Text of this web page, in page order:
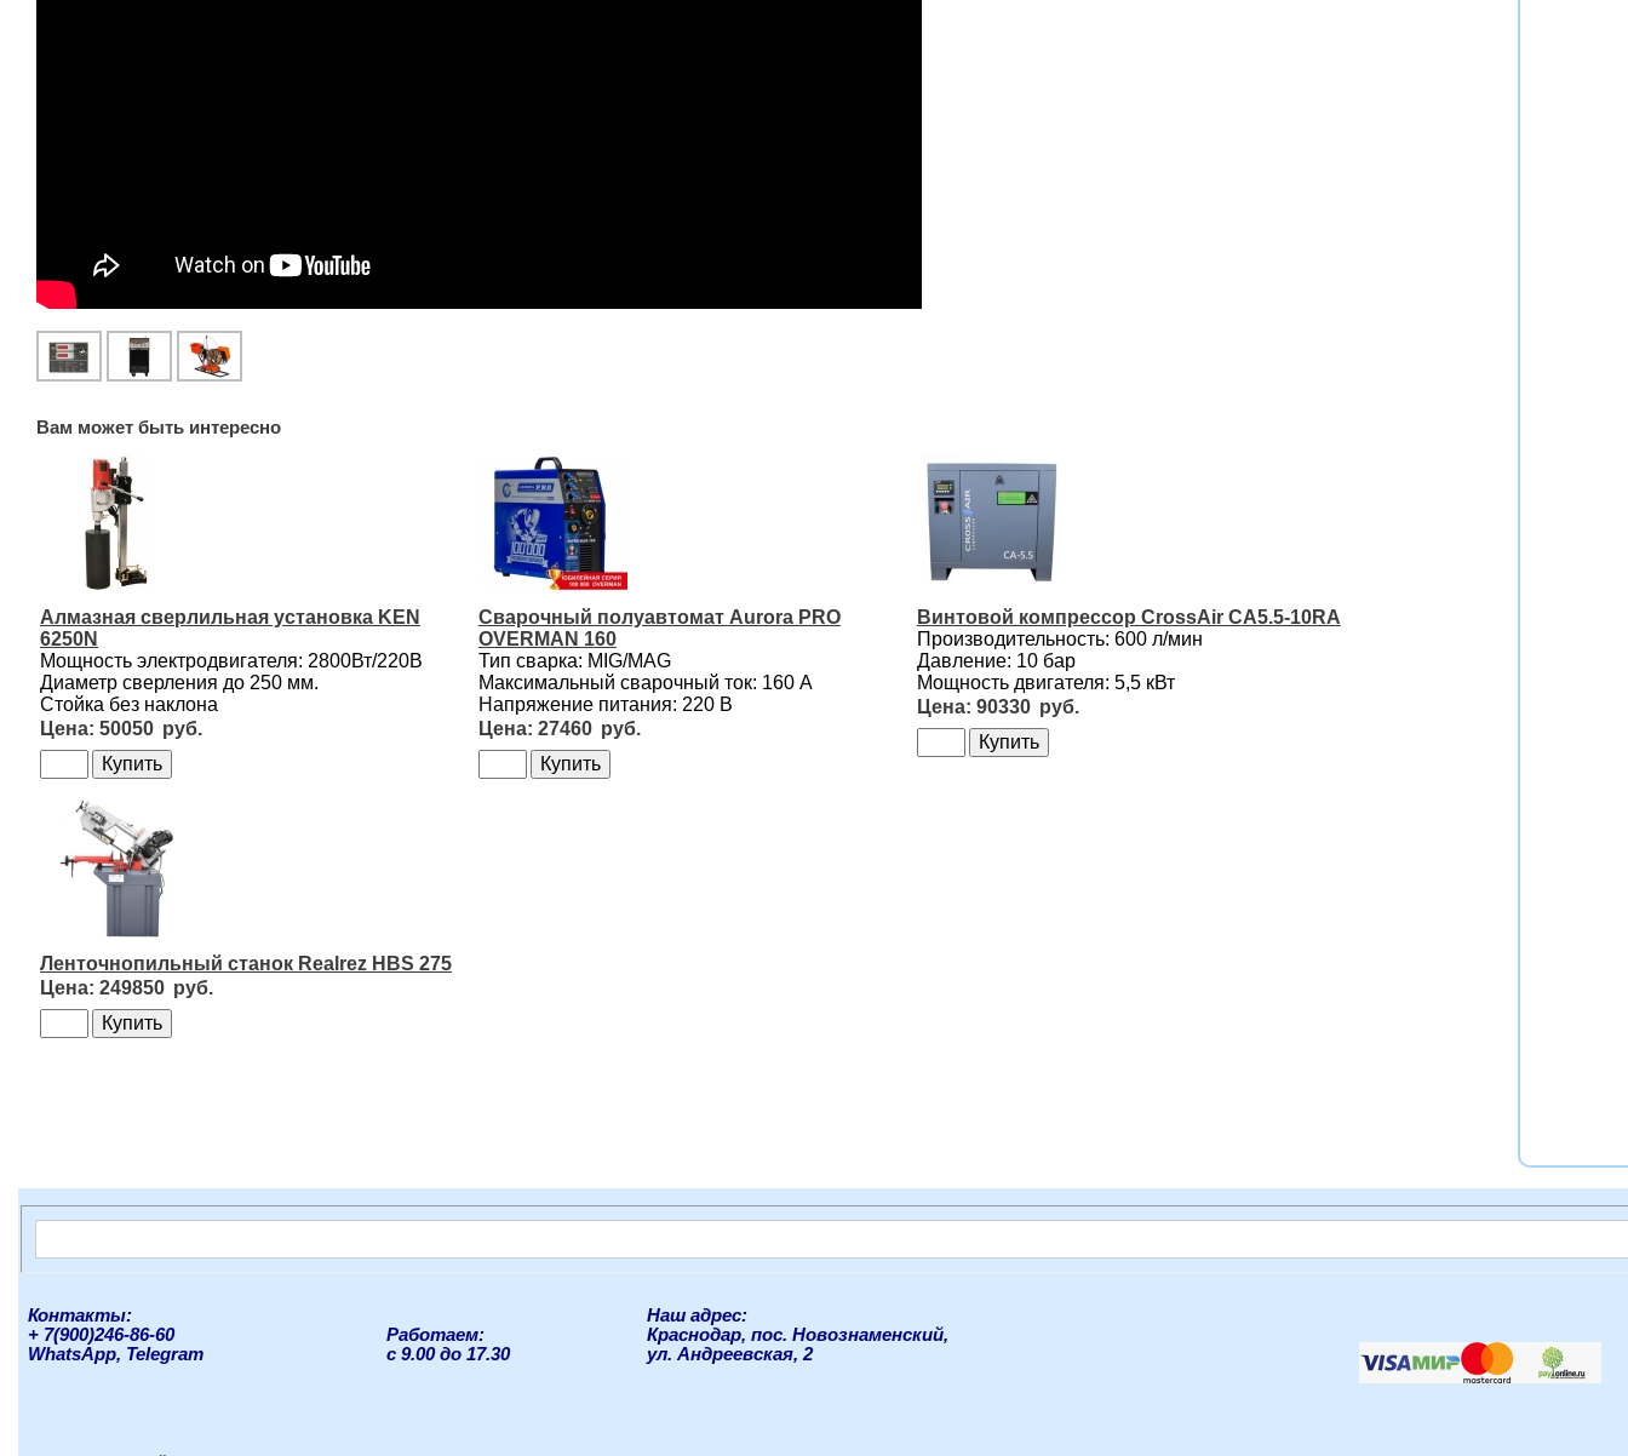
Вам может быть интересно
Алмазная сверлильная установка KEN
6250N
Мощность электродвигателя: 2800Вт/220В
Диаметр сверления до 250 мм.
Стойка без наклона
50050
Сварочный полуавтомат Aurora PRO
OVERMAN 160
Тип сварка: MIG/MAG
Максимальный сварочный ток: 160 А
Напряжение питания: 220 В
27460
Винтовой компрессор CrossAir CA5.5-10RA
Производительность: 600 л/мин
Давление: 10 бар
Мощность двигателя: 5,5 кВт
90330
Ленточнопильный станок Realrez HBS 275
249850
Контакты:
+ 7(900)246-86-60
WhatsApp, Telegram
Работаем:
с 9.00 до 17.30
Наш адрес:
Краснодар, пос. Новознаменский,
ул. Андреевская, 2